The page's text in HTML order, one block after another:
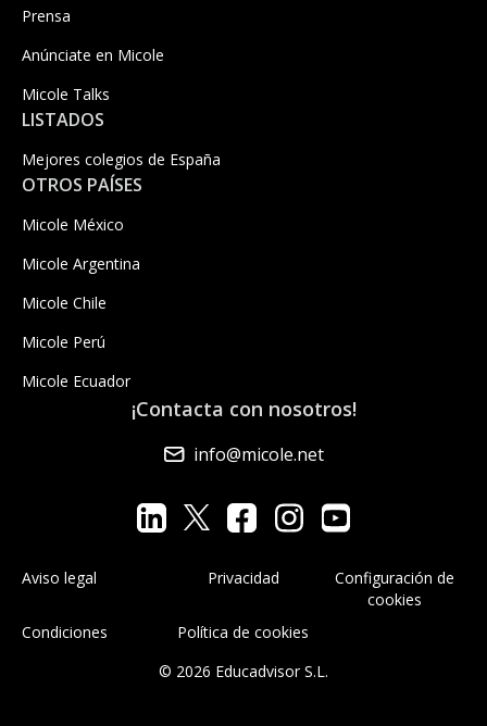
Prensa
Anúnciate en Micole
Micole Talks
LISTADOS
Mejores colegios de España
OTROS PAÍSES
Micole México
Micole Argentina
Micole Chile
Micole Perú
Micole Ecuador
¡Contacta con nosotros!
info@micole.net
Aviso legal Privacidad
Configuración de
cookies
Condiciones
Política de cookies
© 2026 Educadvisor S.L.